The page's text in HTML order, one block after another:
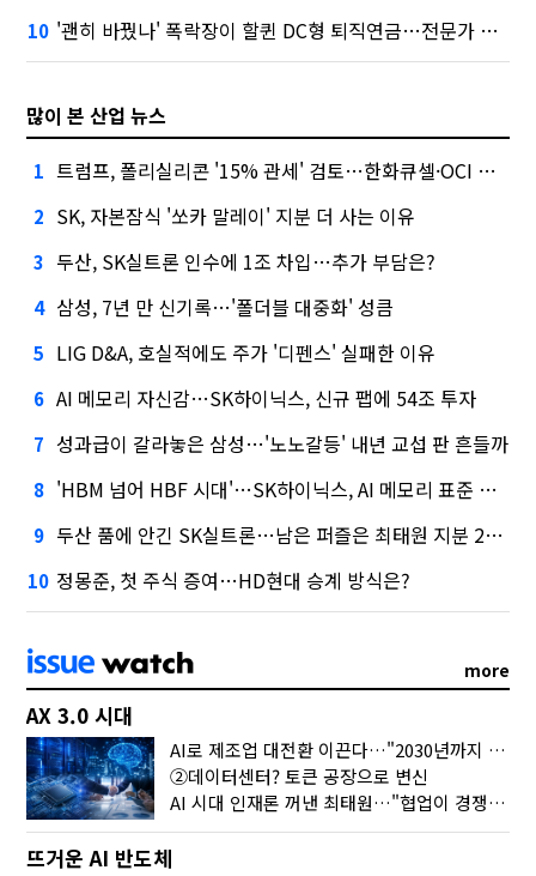
10 '괜히 바꿨나' 폭락장이 할퀸 DC형 퇴직연금…전문가 조언은
많이 본 산업 뉴스
1 트럼프, 폴리실리콘 '15% 관세' 검토…한화큐셀·OCI 영향은?
2 SK, 자본잠식 '쏘카 말레이' 지분 더 사는 이유
3 두산, SK실트론 인수에 1조 차입…추가 부담은?
4 삼성, 7년 만 신기록…'폴더블 대중화' 성큼
5 LIG D&A, 호실적에도 주가 '디펜스' 실패한 이유
6 AI 메모리 자신감…SK하이닉스, 신규 팹에 54조 투자
7 성과급이 갈라놓은 삼성…'노노갈등' 내년 교섭 판 흔들까
8 'HBM 넘어 HBF 시대'…SK하이닉스, AI 메모리 표준 선점 나섰다
9 두산 품에 안긴 SK실트론…남은 퍼즐은 최태원 지분 29.4%
10 정몽준, 첫 주식 증여…HD현대 승계 방식은?
more
AX 3.0 시대
AI로 제조업 대전환 이끈다…"2030년까지 민관합동 20조 투자"
②데이터센터? 토큰 공장으로 변신
AI 시대 인재론 꺼낸 최태원…"협업이 경쟁력"
뜨거운 AI 반도체